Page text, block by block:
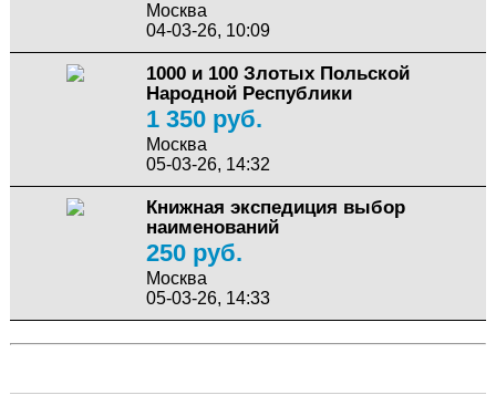
Москва
04-03-26, 10:09
1000 и 100 Злотых Польской
Народной Республики
1 350 руб.
Москва
05-03-26, 14:32
Книжная экспедиция выбор
наименований
250 руб.
Москва
05-03-26, 14:33